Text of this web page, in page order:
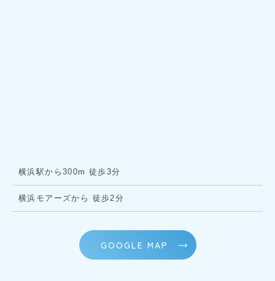
横浜駅から300m 徒歩3分
横浜モアーズから 徒歩2分
GOOGLE MAP